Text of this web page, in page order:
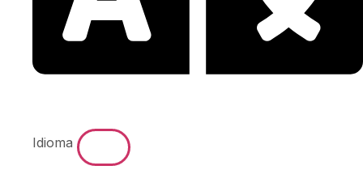
Idioma